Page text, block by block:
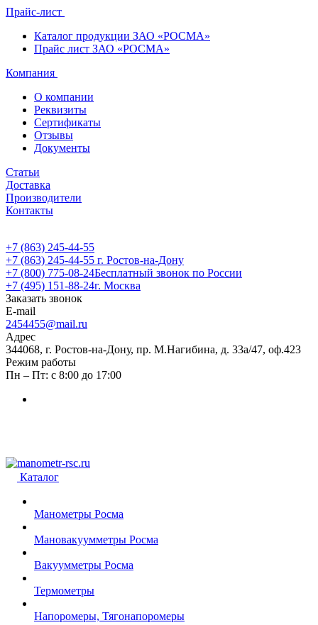
Прайс-лист
Каталог продукции ЗАО «РОСМА»
Прайс лист ЗАО «РОСМА»
Компания
О компании
Реквизиты
Сертификаты
Отзывы
Документы
Статьи
Доставка
Производители
Контакты
+7 (863) 245-44-55
+7 (863) 245-44-55 г. Ростов-на-Дону
+7 (800) 775-08-24Бесплатный звонок по России
+7 (495) 151-88-24г. Москва
Заказать звонок
E-mail
2454455@mail.ru
Адрес
344068, г. Ростов-на-Дону, пр. М.Нагибина, д. 33а/47, оф.423
Режим работы
Пн – Пт: с 8:00 до 17:00
Каталог
Манометры Росма
Мановакуумметры Росма
Вакуумметры Росма
Термометры
Напоромеры, Тягонапоромеры